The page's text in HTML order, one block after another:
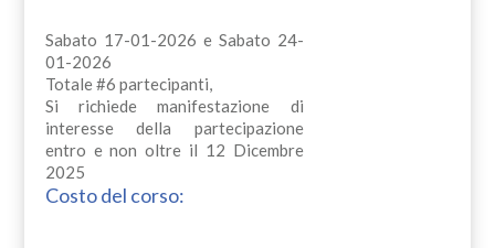
Sabato 17-01-2026 e Sabato 24-
01-2026
Totale #6 partecipanti,
Si richiede manifestazione di
interesse della partecipazione
entro e non oltre il 12 Dicembre
2025
Costo del corso: